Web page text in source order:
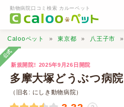
動物病院口コミ検索 カルーペット
Calooペット 東京都 八王子市
公式
新規開院! 2025年9月26日開院
多摩大塚どうぶつ病院
（旧名: にしき動物病院）